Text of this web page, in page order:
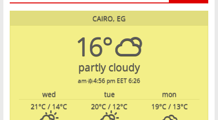
CAIRO, EG
16°
partly cloudy
6:26 am
4:56 pm EET
mon
tue
wed
19°C/ 13°C
20°C / 12°C
21°C / 14°C